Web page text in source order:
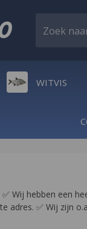
Zoek
WITVIS
Wij hebben een
✅ Wij zijn